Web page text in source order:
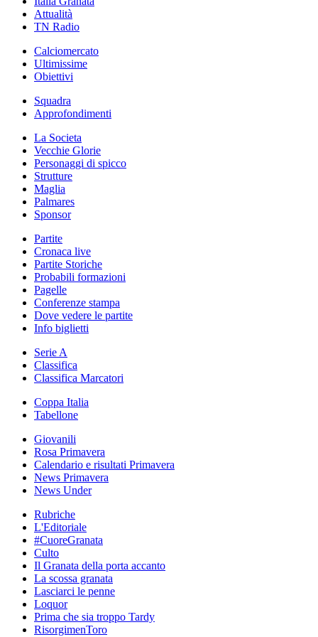
Attualità
TN Radio
Calciomercato
Ultimissime
Obiettivi
Squadra
Approfondimenti
La Societa
Vecchie Glorie
Personaggi di spicco
Strutture
Maglia
Palmares
Sponsor
Partite
Cronaca live
Partite Storiche
Probabili formazioni
Pagelle
Conferenze stampa
Dove vedere le partite
Info biglietti
Serie A
Classifica
Classifica Marcatori
Coppa Italia
Tabellone
Giovanili
Rosa Primavera
Calendario e risultati Primavera
News Primavera
News Under
Rubriche
L'Editoriale
#CuoreGranata
Culto
Il Granata della porta accanto
La scossa granata
Lasciarci le penne
Loquor
Prima che sia troppo Tardy
RisorgimenToro